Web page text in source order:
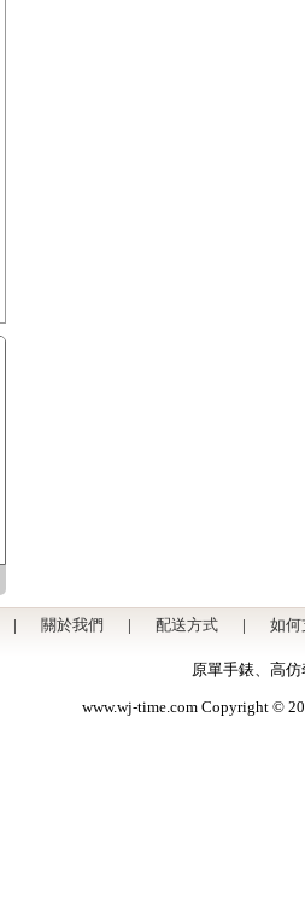
| 關於我們 | 配送方式 | 如何
原單手錶、 高仿
www.wj-time.com Copyright ©